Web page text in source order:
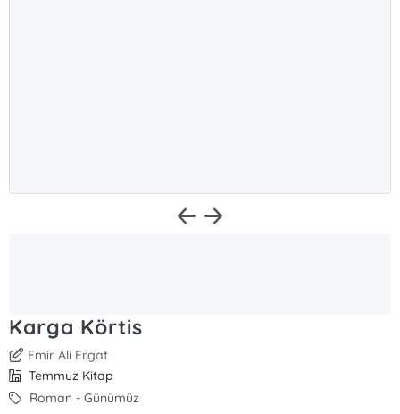
Karga Körtis
Emir Ali Ergat
Temmuz Kitap
Roman - Günümüz